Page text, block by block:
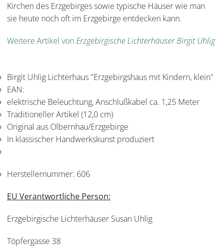
Kirchen des Erzgebirges sowie typische Häuser wie man
sie heute noch oft im Erzgebirge entdecken kann.
Weitere Artikel vonErzgebirgische Lichterhäuser Birgit Uhlig
Birgit Uhlig Lichterhaus "Erzgebirgshaus mit Kindern, klein"
EAN:
elektrische Beleuchtung, Anschlußkabel ca. 1,25 Meter
Traditioneller Artikel (12,0 cm)
Original aus Olbernhau/Erzgebirge
In klassischer Handwerkskunst produziert
Herstellernummer: 606
EU Verantwortliche Person:
Erzgebirgische Lichterhäuser Susan Uhlig
Töpfergasse 38